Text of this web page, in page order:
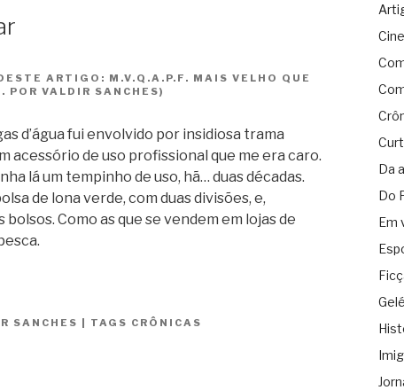
ARTIGO: M.V.Q.A.P.F. MAIS VELHO QUE
POR VALDIR SANCHES)
d’água fui envolvido por insidiosa trama
acessório de uso profissional que me era caro.
lá um tempinho de uso, hã… duas décadas.
de lona verde, com duas divisões, e,
Como as que se vendem em lojas de
SANCHES | TAGS CRÔNICAS
Da
Do
Em